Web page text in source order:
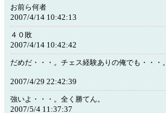
お前ら何者
2007/4/14 10:42:13
４０敗
2007/4/14 10:42:42
だめだ・・・。チェス経験ありの俺でも・・・。
2007/4/29 22:42:39
強いよ・・・。全く勝てん。
2007/5/4 11:37:37